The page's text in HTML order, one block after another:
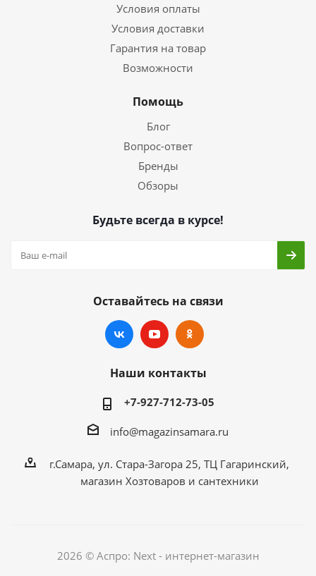
Условия оплаты
Условия доставки
Гарантия на товар
Возможности
Помощь
Блог
Вопрос-ответ
Бренды
Обзоры
Будьте всегда в курсе!
Оставайтесь на связи
Наши контакты
+7-927-712-73-05
info@magazinsamara.ru
г.Самара, ул. Стара-Загора 25, ТЦ Гагаринский,
магазин Хозтоваров и сантехники
2026 © Аспро: Next - интернет-магазин